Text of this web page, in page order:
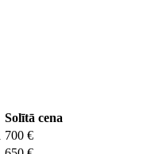
Solītā cena
700 €